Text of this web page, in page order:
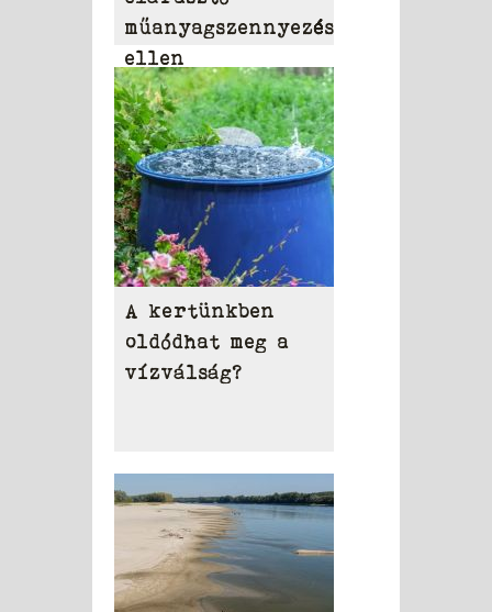
műanyagszennyezés
ellen
A kertünkben
oldódhat meg a
vízválság?